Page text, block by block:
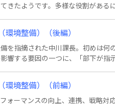
きたようです。多様な役割がある
境整備）（後編）
を指摘された中川課長。初めは何
響する要因の一つに、「部下が指
境整備）（前編）
ォーマンスの向上、連携、戦略対